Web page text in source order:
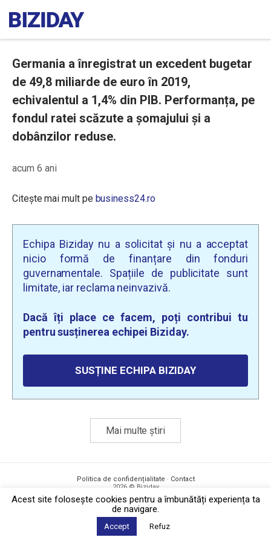
Germania a înregistrat un excedent bugetar
de 49,8 miliarde de euro în 2019,
echivalentul a 1,4% din PIB. Performanța, pe
fondul ratei scăzute a șomajului și a
dobânzilor reduse.
acum 6 ani
Citește mai mult pe business24.ro
Echipa Biziday nu a solicitat și nu a acceptat
nicio formă de finanțare din fonduri
guvernamentale. Spațiile de publicitate sunt
limitate, iar reclama neinvazivă.
Dacă îți place ce facem, poți contribui tu
pentru susținerea echipei Biziday.
SUSȚINE ECHIPA BIZIDAY
Mai multe știri
Politica de confidențialitate · Contact
2026 © Biziday
Acest site foloseşte cookies pentru a îmbunătăți experiența ta
de navigare.
Accept Refuz